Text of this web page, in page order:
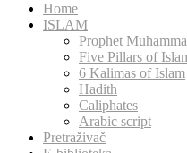
Home
ISLAM
Prophet
Five Pillars of
6 Kalimas of Islam
Hadith
Caliphates
Arabic script
Pretraživač